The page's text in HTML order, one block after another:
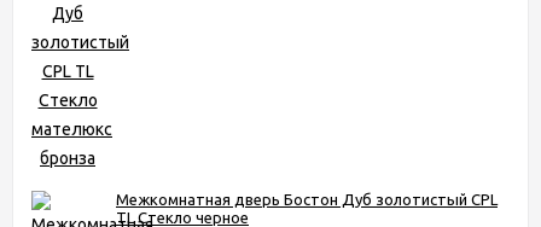
Межкомнатная дверь Бостон Дуб золотистый CPL
TL Стекло черное